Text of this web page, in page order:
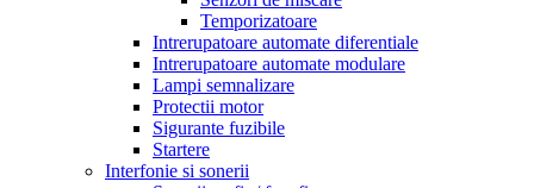
Temporizatoare
Intrerupatoare automate diferentiale
Intrerupatoare automate modulare
Lampi semnalizare
Protectii motor
Sigurante fuzibile
Startere
Interfonie si sonerii